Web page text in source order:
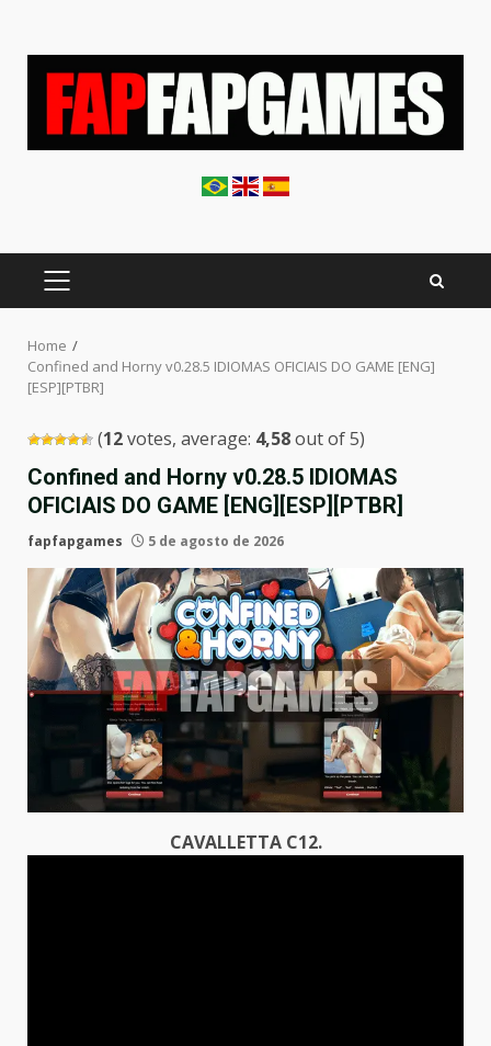
PRIMARY
MENU
Home
Confined and Horny v0.28.5 IDIOMAS OFICIAIS DO GAME [ENG]
[ESP][PTBR]
(12votes, average: 4,58out of 5)
Confined and Horny v0.28.5 IDIOMAS
OFICIAIS DO GAME [ENG][ESP][PTBR]
fapfapgames 5 de agosto de 2026
CAVALLETTA C12.